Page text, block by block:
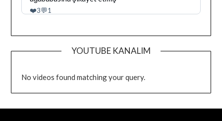
gonderiyi
goruntule
Dağhan
Irak
yazilan
goruntule
❤️3💬1
YOUTUBE KANALIM
No videos found matching your query.